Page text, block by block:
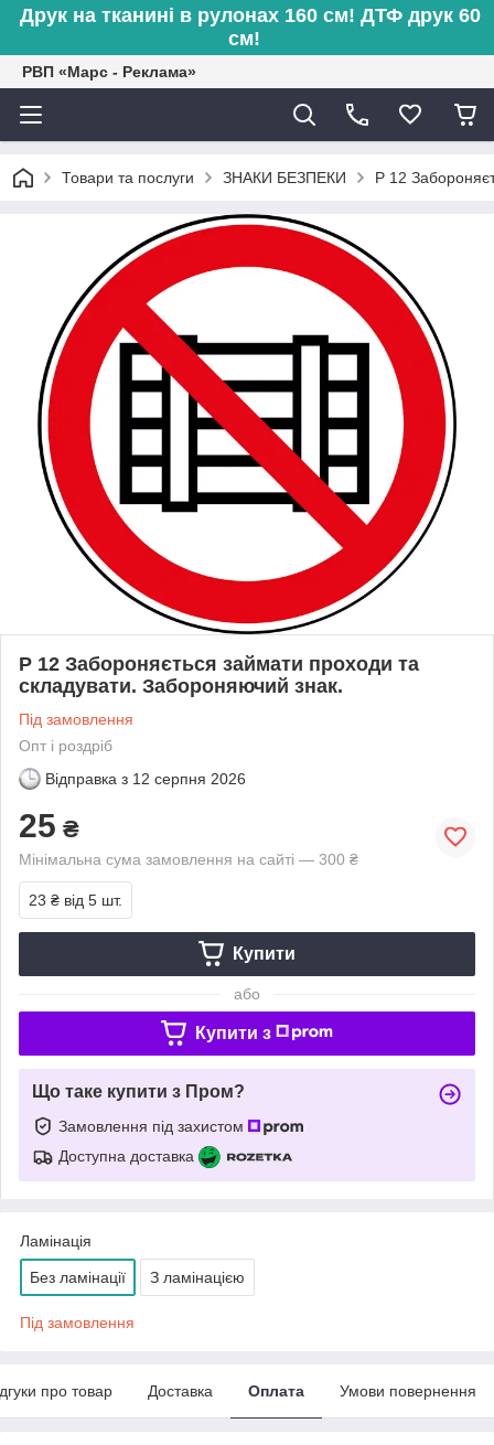
Друк на тканині в рулонах 160 см! ДТФ друк 60
см!
РВП «Марс - Реклама»
Товари та послуги ЗНАКИ БЕЗПЕКИ Р 12
Р 12 Забороняється займати проходи та
складувати. Забороняючий знак.
Під замовлення
Опт і роздріб
Відправка з 12 серпня 2026
25 ₴
Мінімальна сума замовлення на сайті — 300 ₴
23 ₴ від 5 шт.
Купити
або
Купити з
Що таке купити з Пром?
Замовлення під захистом
Доступна доставка
Ламінація
Без ламінації З ламінацією
Під замовлення
про товар Доставка Оплата Умови повернення